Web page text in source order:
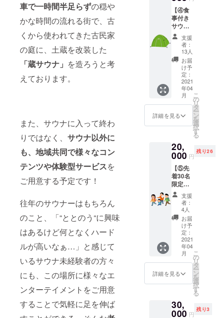
車で一時間半足らずの穏や
かな時間の流れる街で、古
くから使われてきた古民家
の庭に、土蔵を改装した
「蔵サウナ」 を造ろうと考
えております。
また、サウナに入って終わ
りではなく、 サウナ以外に
も、地域共同で様々なコン
テンツや体験型サービスを
ご用意する予定です！
往年のサウナーはもちろん
のこと、「“ととのう“に興味
はあるけど何となくハード
ルが高いなぁ…」と感じて
いるサウナ未経験者の方々
にも、この場所に様々なエ
ンターテイメントをご用意
することで気軽に足を伸ば
しま
す。 ※
各セッ
ション
定員12
名とな
ります
のでご
注意く
ださ
い。
名様１
セッ
ション
限り有
効で
す。 ※
１回に
つき同
時に２
名以上
の予約
が必要
です。
つきま
して
ランを
ご予約
いただ
き、同
時にお
越しい
ただく
方も１
人１枚
ずつ当
チケッ
トをご
持参く
ださ
い。 ※
用可能
日（主
のみ使
用可能
レー
ション
サウナ
飯1食
(日替わ
り)」
と、
「シー
シャ
サービ
ス」も
お付け
したチ
ケット
となり
券 ・サ
ウナ飯
・シー
シャチ
ケット
※有効期
限：２
０２１
年４
月〜２
０２２
年４月
※１枚に
つき１
名様１
セッ
ション
１セッ
ション
【④食
事付き
サウナ
貸切＆
テント
サウナ
チケッ
ト（1
枚）】
サウナ
を貸切
で利用
でき、
さらに
「地元
結城市
とのコ
ラボ
レー
ション
サウナ
飯1食
(日替わ
り)」
と、
「テン
トサウ
ナサー
ビス」
をお付
けいた
したチ
ケット
ナに加
え、庭
支援
者：
13人
お届
け予
定：
2021
年04
月
詳細を見る
こ
の
リ
タ
ー
ン
を
選
択
す
る
20,
000 円
残り26
【⑤先
着30名
限定！
食事付
きサウ
ナ貸切
＆結城
観光案
内チ
ケット
枚）】
サウナ
を貸切
で利用
でき、
「地元
結城市
支援
者：
4人
お届
け予
定：
2021
年04
月
詳細を見る
こ
の
リ
タ
ー
ン
を
選
択
す
る
30,
000 円
残り3